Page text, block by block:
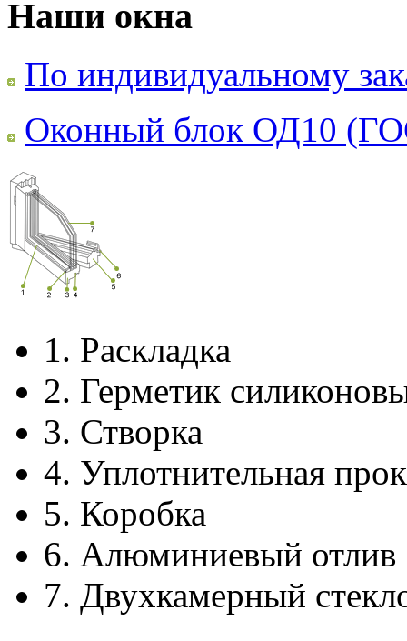
Наши окна
По индивидуальному
Оконный блок ОД10
1. Раскладка
2. Герметик
3. Створка
4. Уплотнительная
5. Коробка
6. Алюминиевый отлив
7. Двухкамерный